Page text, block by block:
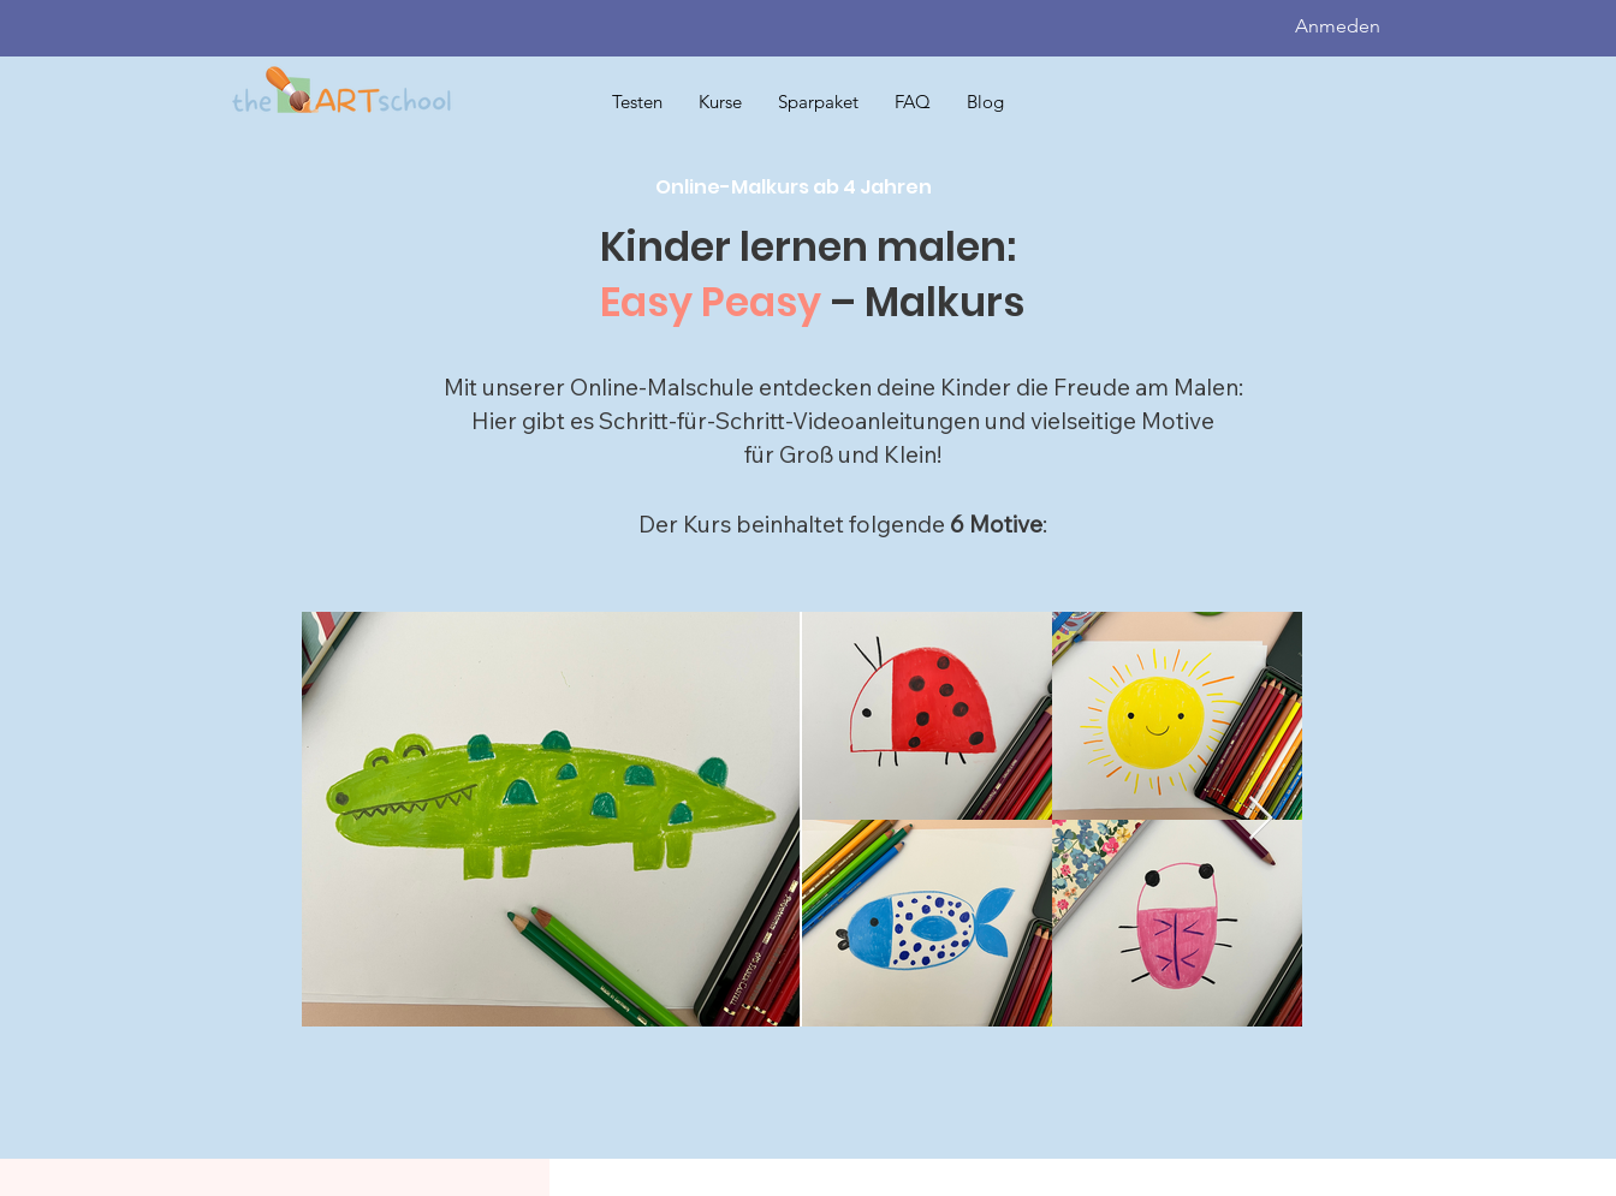
Anmeden
Testen Kurse Sparpaket FAQ Blog
Online-Malkurs ab 4 Jahren
Kinder lernen malen:
Easy Peasy– Malkurs
Mit unserer Online-Malschule entdecken deine Kinder die Freude am Malen:
Hier gibt es Schritt-für-Schritt-Videoanleitungen und vielseitige Motive
für Groß und Klein!
Der Kurs beinhaltet folgende 6 Motive: